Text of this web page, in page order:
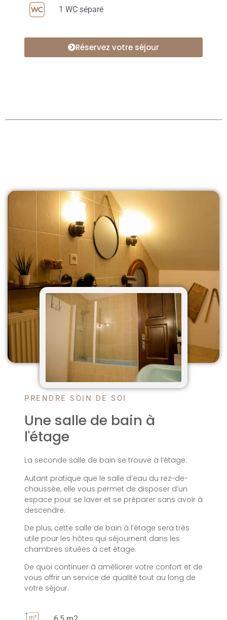
1 WC séparé
Réservez votre séjour
PRENDRE SOIN DE SOI
Une salle de bain à
l'étage
La seconde salle de bain se trouve à l’étage.
Autant pratique que le salle d’eau du rez-de-
chaussée, elle vous permet de disposer d’un
espace pour se laver et se préparer sans avoir à
descendre.
De plus, cette salle de bain à l’étage sera très
utile pour les hôtes qui séjournent dans les
chambres situées à cet étage.
De quoi continuer à améliorer votre confort et de
vous offrir un service de qualité tout au long de
votre séjour.